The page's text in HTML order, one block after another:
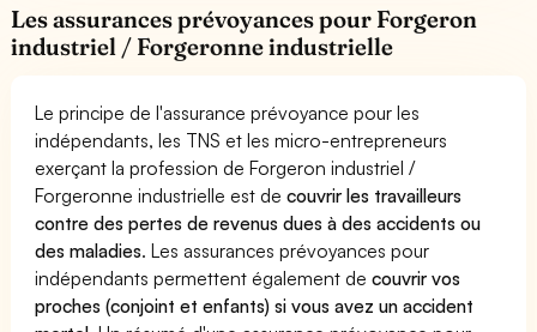
Les assurances prévoyances pour Forgeron
industriel / Forgeronne industrielle
Le principe de l'assurance prévoyance pour les
indépendants, les TNS et les micro-entrepreneurs
exerçant la profession de Forgeron industriel /
Forgeronne industrielle est decouvrir les travailleurs
contre des pertes de revenus dues à des accidents ou
des maladies. Les assurances prévoyances pour
indépendants permettent également decouvrir vos
proches (conjoint et enfants) si vous avez un accident